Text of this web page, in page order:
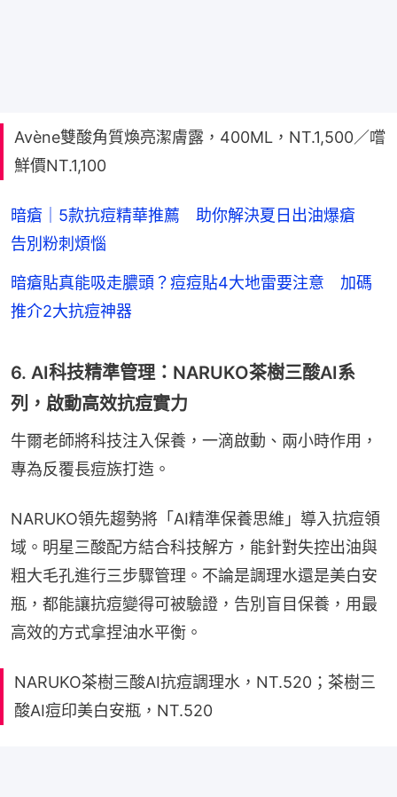
Avène雙酸角質煥亮潔膚露，400ML，NT.1,500／嚐
鮮價NT.1,100
暗瘡｜5款抗痘精華推薦 助你解決夏日出油爆瘡
告別粉刺煩惱
暗瘡貼真能吸走膿頭？痘痘貼4大地雷要注意 加碼
推介2大抗痘神器
6. AI科技精準管理：NARUKO茶樹三酸AI系
列，啟動高效抗痘實力
牛爾老師將科技注入保養，一滴啟動、兩小時作用，
專為反覆長痘族打造。
NARUKO領先趨勢將「AI精準保養思維」導入抗痘領
域。明星三酸配方結合科技解方，能針對失控出油與
粗大毛孔進行三步驟管理。不論是調理水還是美白安
瓶，都能讓抗痘變得可被驗證，告別盲目保養，用最
高效的方式拿捏油水平衡。
NARUKO茶樹三酸AI抗痘調理水，NT.520；茶樹三
酸AI痘印美白安瓶，NT.520